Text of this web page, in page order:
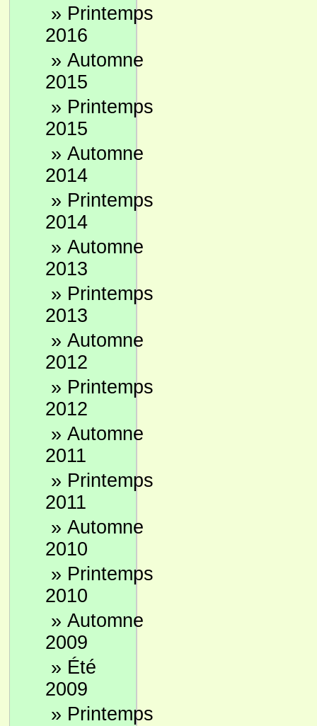
» Printemps
2016
» Automne
2015
» Printemps
2015
» Automne
2014
» Printemps
2014
» Automne
2013
» Printemps
2013
» Automne
2012
» Printemps
2012
» Automne
2011
» Printemps
2011
» Automne
2010
» Printemps
2010
» Automne
2009
» Été
2009
» Printemps